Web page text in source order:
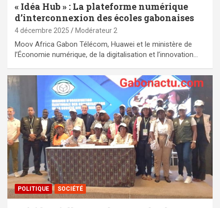
« Idéa Hub » : La plateforme numérique
d’interconnexion des écoles gabonaises
4 décembre 2025 Modérateur 2
Moov Africa Gabon Télécom, Huawei et le ministère de
l’Économie numérique, de la digitalisation et l’innovation…
POLITIQUE SOCIÉTÉ